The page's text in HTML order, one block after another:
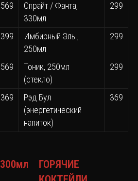
569
Спрайт / Фанта,
330мл
299
399
Имбирный Эль ,
250мл
299
569
Тоник, 250мл
(стекло)
299
369
Рэд Бул
(энергетический
напиток)
369
300мл
ГОРЯЧИЕ